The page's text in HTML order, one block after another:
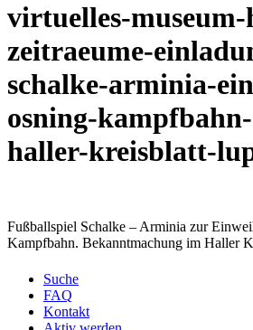
virtuelles-
zeitraeume-
schalke-arminia-
osning-
haller-kreisblatt-
Fußballspiel Schalke – Arminia zur
Kampfbahn. Bekanntmachung im Haller
Suche
FAQ
Kontakt